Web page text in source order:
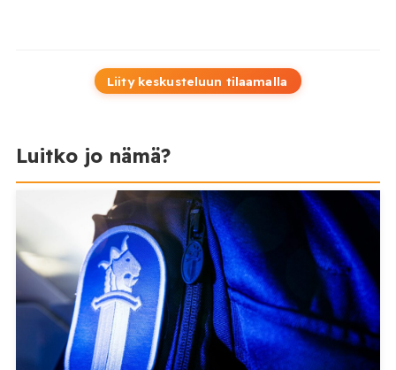
Liity keskusteluun tilaamalla
Luitko jo nämä?